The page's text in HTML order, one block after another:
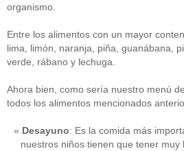
organismo.
Entre los alimentos con un mayor
lima, limón, naranja, piña, guanábana,
verde, rábano y lechuga.
Ahora bien, como sería nuestro menú
todos los alimentos mencionados
Desayuno: Es la comida más
nuestros niños tienen que tener